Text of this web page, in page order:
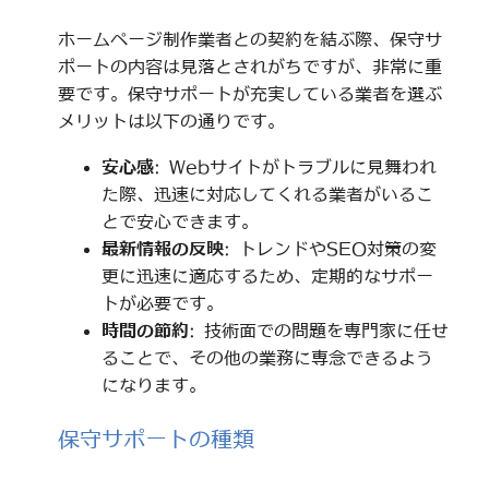
ホームページ制作業者との契約を結ぶ際、保守サ
ポートの内容は見落とされがちですが、非常に重
要です。保守サポートが充実している業者を選ぶ
メリットは以下の通りです。
安心感: Webサイトがトラブルに見舞われ
た際、迅速に対応してくれる業者がいるこ
とで安心できます。
最新情報の反映: トレンドやSEO対策の変
更に迅速に適応するため、定期的なサポー
トが必要です。
時間の節約: 技術面での問題を専門家に任せ
ることで、その他の業務に専念できるよう
になります。
保守サポートの種類